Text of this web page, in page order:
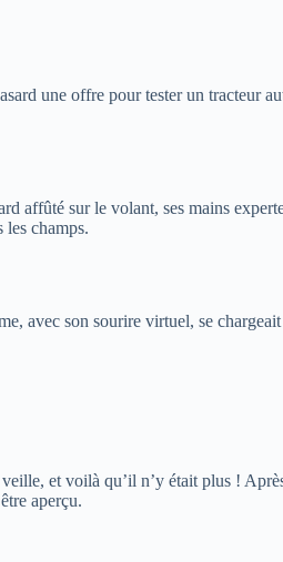
une offre pour tester un tracteur
affûté sur le volant, ses mains
les champs.
avec son sourire virtuel, se
et voilà qu’il n’y était plus !
aperçu.